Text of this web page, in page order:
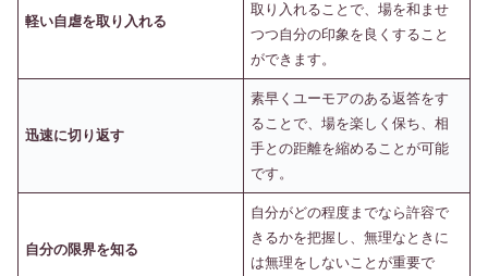
軽い自虐を取り入れる
取り入れることで、場を和ませ
つつ自分の印象を良くすること
ができます。
迅速に切り返す
素早くユーモアのある返答をす
ることで、場を楽しく保ち、相
手との距離を縮めることが可能
です。
自分の限界を知る
自分がどの程度までなら許容で
きるかを把握し、無理なときに
は無理をしないことが重要で